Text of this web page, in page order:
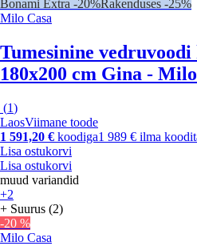
Bonami Extra -20%Rakenduses -25%
Milo Casa
Tumesinine vedruvoodi
180x200 cm Gina -
(1)
LaosViimane toode
1 591,20 € koodiga1 989 € ilma
Lisa ostukorvi
Lisa ostukorvi
muud variandid
+2
+ Suurus (2)
-20 %
Milo Casa